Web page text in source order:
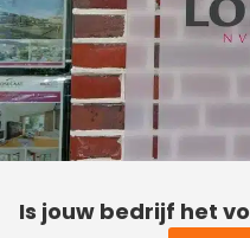
Is jouw bedrijf het